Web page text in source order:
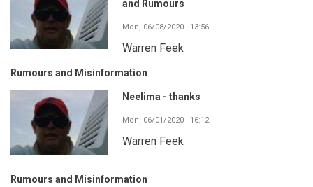
and Rumours
Mon, 06/08/2020 - 13:56
Warren Feek
Rumours and Misinformation
Neelima - thanks
Mon, 06/01/2020 - 16:12
Warren Feek
Rumours and Misinformation